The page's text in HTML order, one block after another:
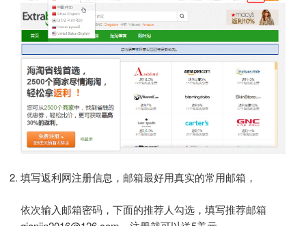
填写返利网注册信息，邮箱最好用真实的常用邮箱，
依次输入邮箱密码，下面的推荐人勾选，填写推荐邮箱